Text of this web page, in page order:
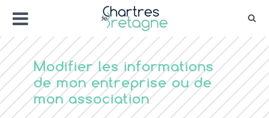
contenu
Menu
Bienvenue sur le site de la ville de
Ville Zéro phyto / 4 fleurs
Modifier les informations
de mon entreprise ou de
mon association